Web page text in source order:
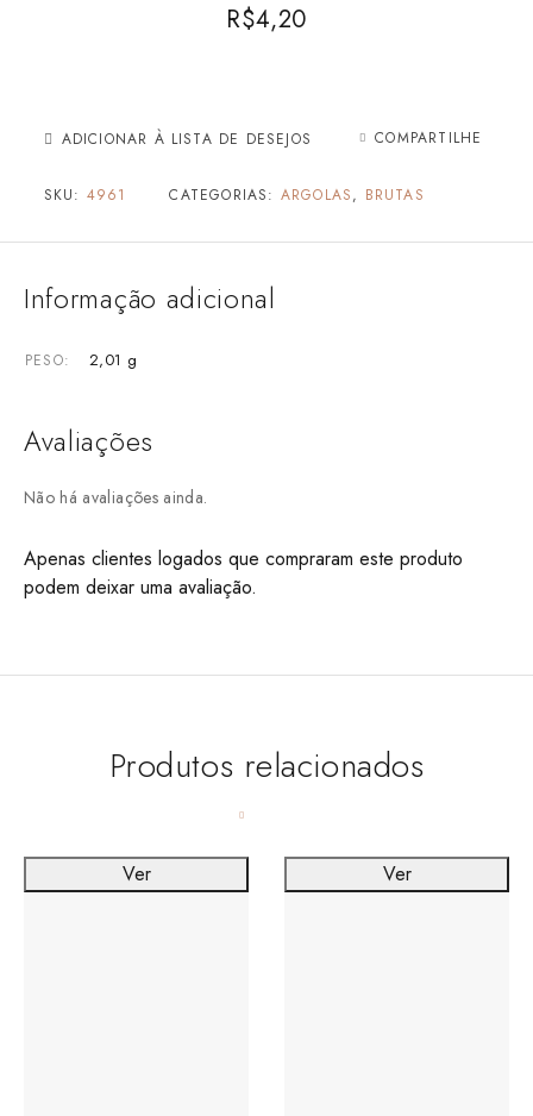
R$4,20
ADICIONAR À LISTA DE DESEJOS COMPARTILHE
SKU: 4961 CATEGORIAS: ARGOLAS, BRUTAS
Informação adicional
PESO 2,01 g
Avaliações
Não há avaliações ainda.
Apenas clientes logados que compraram este produto
podem deixar uma avaliação.
Produtos relacionados
Ver Ver